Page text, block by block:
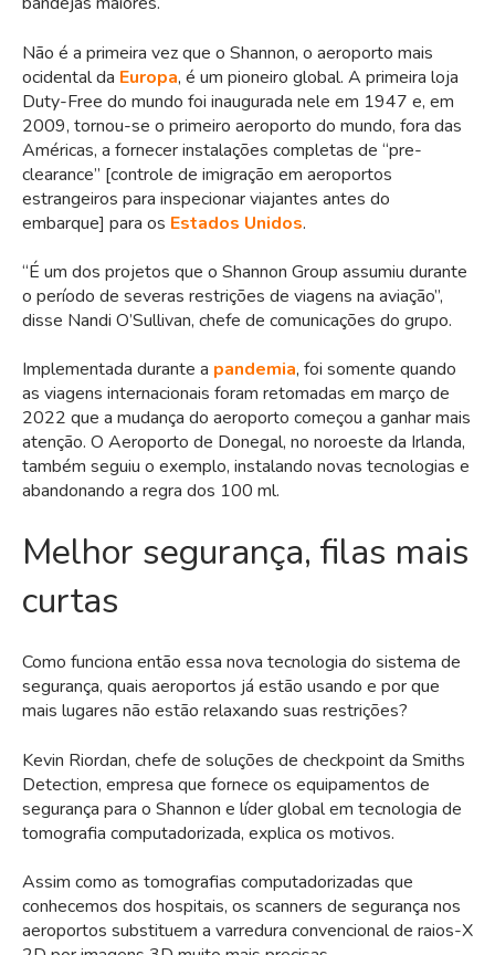
Não é a primeira vez que o Shannon, o aeroporto mais
ocidental da Europa, é um pioneiro global. A primeira loja
Duty-Free do mundo foi inaugurada nele em 1947 e, em
2009, tornou-se o primeiro aeroporto do mundo, fora das
Américas, a fornecer instalações completas de “pre-
clearance” [controle de imigração em aeroportos
estrangeiros para inspecionar viajantes antes do
embarque] para os Estados Unidos.
“É um dos projetos que o Shannon Group assumiu durante
o período de severas restrições de viagens na aviação”,
disse Nandi O’Sullivan, chefe de comunicações do grupo.
Implementada durante a pandemia, foi somente quando
as viagens internacionais foram retomadas em março de
2022 que a mudança do aeroporto começou a ganhar mais
atenção. O Aeroporto de Donegal, no noroeste da Irlanda,
também seguiu o exemplo, instalando novas tecnologias e
abandonando a regra dos 100 ml.
Melhor segurança, filas mais
curtas
Como funciona então essa nova tecnologia do sistema de
segurança, quais aeroportos já estão usando e por que
mais lugares não estão relaxando suas restrições?
Kevin Riordan, chefe de soluções de checkpoint da Smiths
Detection, empresa que fornece os equipamentos de
segurança para o Shannon e líder global em tecnologia de
tomografia computadorizada, explica os motivos.
Assim como as tomografias computadorizadas que
conhecemos dos hospitais, os scanners de segurança nos
aeroportos substituem a varredura convencional de raios-X